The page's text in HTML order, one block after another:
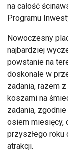
na całość
Programu
Nowoczesny
najbardziej
powstanie na
doskonale w
zadania, razem
koszami na
zadania,
osiem miesięcy,
przyszłego roku
atrakcji.